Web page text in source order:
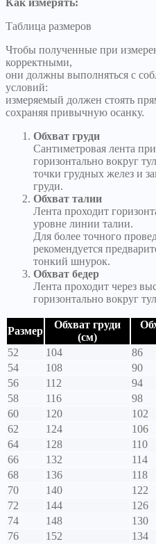
Как измерять:
Таблица размеров
Чтобы полученные при
корректными,
они должны выполняться с
условий:
измеряемый должен стоять
сохраняя привычную осанку.
Обхват груди
Сантиметровая лента
горизонтально вокруг
точки грудных желез и
груди.
Обхват талии
Лента проходит
уровне линии талии.
Для более точного
рекомендуется
тонкий шнурок.
Обхват бедер
Лента проходит через
горизонтально вокруг
Размер
Обхват груди
(см)
52
104 86
54
108 90
56
112 94
58
116 98
60
120 102
62
124 106
64
128 110
66
132 114
68
136 118
70
140 122
72
144 126
74
148 130
76
152 134